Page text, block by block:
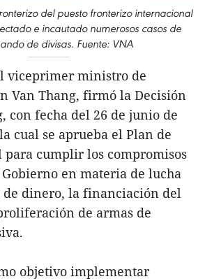
del puesto fronterizo internacional
e incautado numerosos casos de
de divisas. Fuente: VNA
viceprimer ministro de
Van Thang, firmó la Decisión
con fecha del 26 de junio de
cual se aprueba el Plan de
para cumplir los compromisos
en materia de lucha
de dinero, la financiación del
de armas de
objetivo implementar